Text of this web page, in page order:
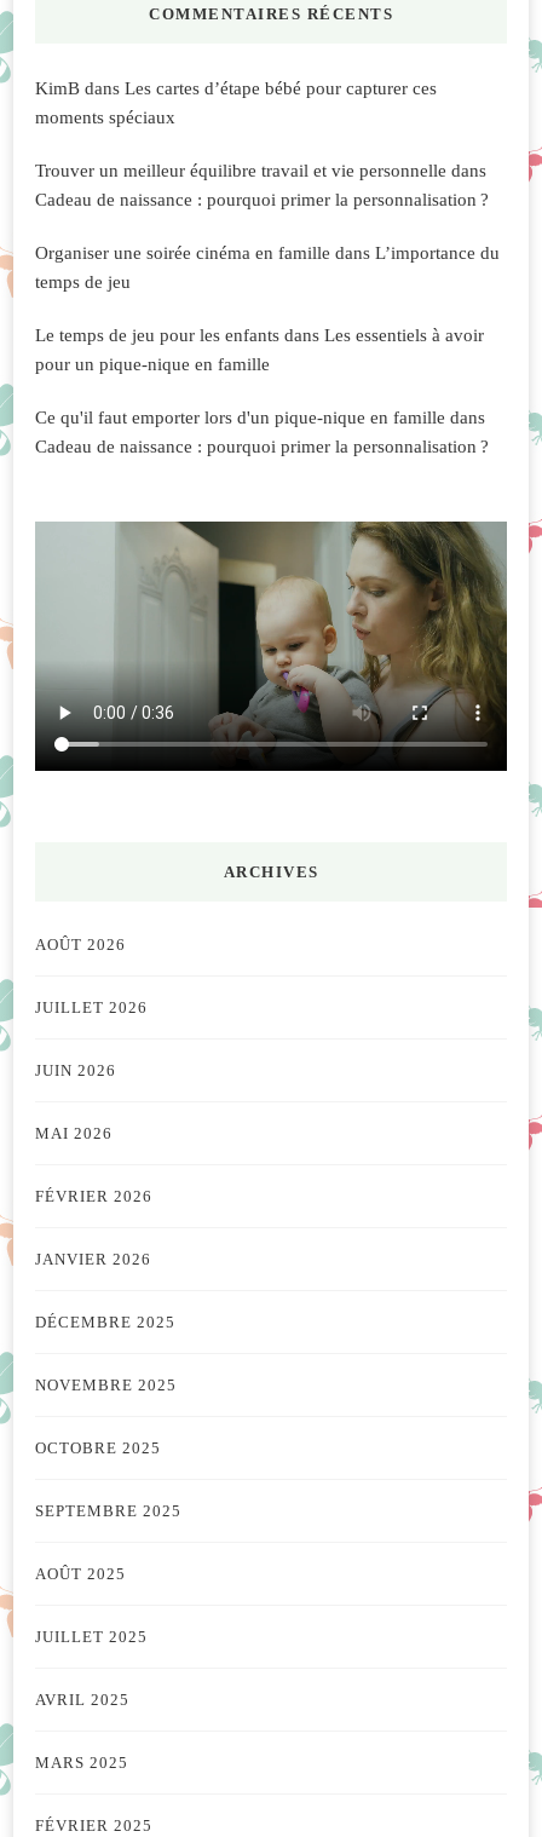
COMMENTAIRES RÉCENTS
KimB dans Les cartes d’étape bébé pour capturer ces
moments spéciaux
Trouver un meilleur équilibre travail et vie personnelle dans
Cadeau de naissance : pourquoi primer la personnalisation ?
Organiser une soirée cinéma en famille dans L’importance du
temps de jeu
Le temps de jeu pour les enfants dans Les essentiels à avoir
pour un pique-nique en famille
Ce qu'il faut emporter lors d'un pique-nique en famille dans
Cadeau de naissance : pourquoi primer la personnalisation ?
ARCHIVES
AOÛT 2026
JUILLET 2026
JUIN 2026
MAI 2026
FÉVRIER 2026
JANVIER 2026
DÉCEMBRE 2025
NOVEMBRE 2025
OCTOBRE 2025
SEPTEMBRE 2025
AOÛT 2025
JUILLET 2025
AVRIL 2025
MARS 2025
FÉVRIER 2025